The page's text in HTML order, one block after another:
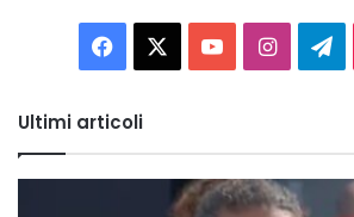
Facebook You
Ultimi articoli